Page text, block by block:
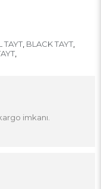
TAYT, BLACK TAYT,
,
imkanı.